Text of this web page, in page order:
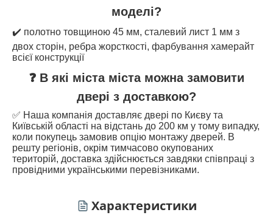
моделі?
✔️ полотно товщиною 45 мм, сталевий лист 1 мм з
двох сторін, ребра жорсткості, фарбування хамерайт
всієї конструкції
❓ В які міста міста можна замовити
двері з доставкою?
✅ Наша компанія доставляє двері по Києву та
Київській області на відстань до 200 км у тому випадку,
коли покупець замовив опцію монтажу дверей. В
решту регіонів, окрім тимчасово окупованих
територій, доставка здійснюється завдяки співпраці з
провідними українськими перевізниками.
Характеристики